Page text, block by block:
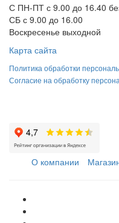
С ПН-ПТ с 9.00 до 16.40
СБ с 9.00 до 16.00
Воскресенье выходной
Карта сайта
Политика обработки
Согласие на обработку
О компании